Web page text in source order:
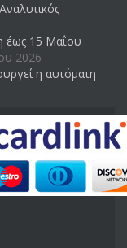
έως 15 Μαΐου
2026
η αυτόματη